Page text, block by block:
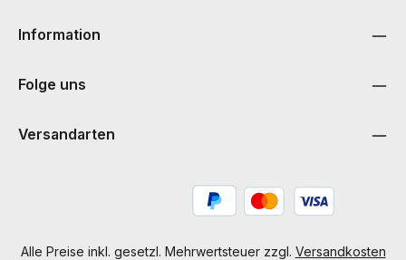
Information
Folge uns
Versandarten
Alle Preise inkl. gesetzl. Mehrwertsteuer zzgl. Versandkosten